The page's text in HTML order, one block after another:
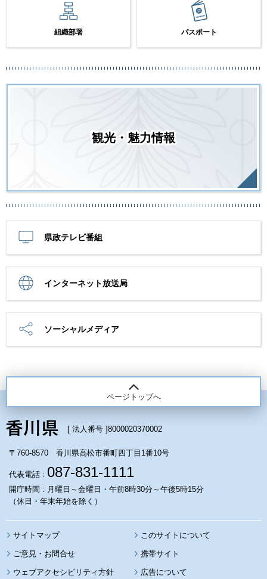
組織部署 パスポート
観光・魅力情報
県政テレビ番組
インターネット放送局
ソーシャルメディア
ページトップへ
[ 法人番号 ]8000020370002
〒760-8570 香川県高松市番町四丁目1番10号
代表電話 : 087-831-1111
開庁時間 : 月曜日～金曜日・午前8時30分～午後5時15分
（休日・年末年始を除く）
サイトマップ このサイトについて
携帯サイト
ウェブアクセシビリティ方針 広告について